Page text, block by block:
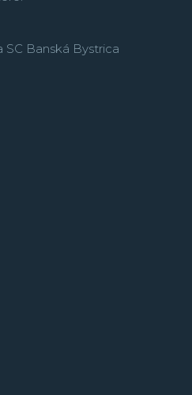
SC Banská Bystrica